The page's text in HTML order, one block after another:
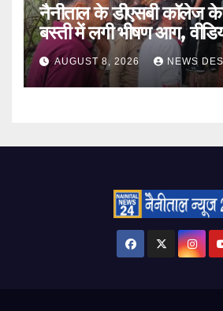
नैनीताल के डीएसबी कॉलेज
बस्ती में लगी भीषण आग,
AUGUST 8, 2026 NEWS